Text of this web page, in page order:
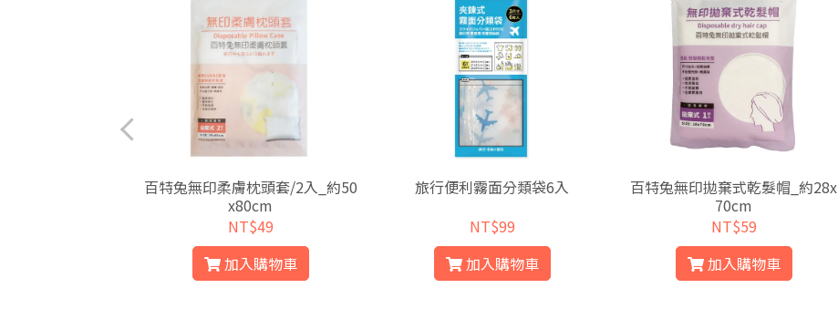
百特兔無印柔膚枕頭套/2入_約50
x80cm
NT$49
加入購物車
旅行便利霧面分類袋6入
NT$99
加入購物車
百特兔無印拋棄式乾髮帽_約28x
70cm
NT$59
加入購物車